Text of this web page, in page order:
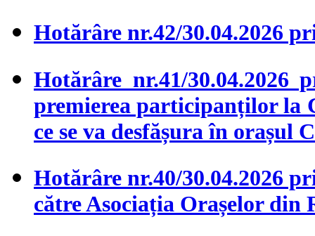
Hotărâre nr.42/30.04.2026
Hotărâre nr.41/30.04.2026
premierea participanților la
ce se va desfășura în orașul
Hotărâre nr.40/30.04.2026
către Asociația Orașelor din